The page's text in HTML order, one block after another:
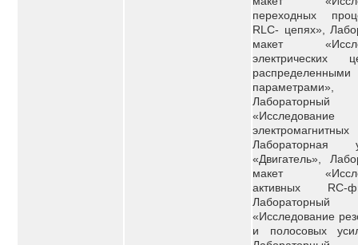
переходных
RLC- цепях»,
макет
электрических
распределенными
параметрами»,
«Исследование
Лабораторная
«Двигатель»,
макет
активных RС-
«Исследование
и полосовых